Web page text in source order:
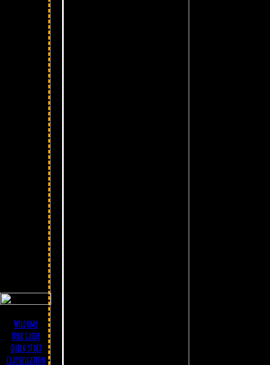
Welcome
User Guide
Quick start
Classification